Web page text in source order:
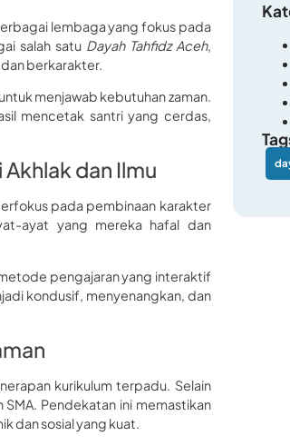
lembaga yang fokus pada
salah satu Dayah Tahfidz Aceh,
berkarakter.
menjawab kebutuhan zaman.
mencetak santri yang cerdas,
dan Ilmu
pada pembinaan karakter
ayat yang mereka hafal dan
pengajaran yang interaktif
kondusif, menyenangkan, dan
kurikulum terpadu. Selain
Pendekatan ini memastikan
dan sosial yang kuat.